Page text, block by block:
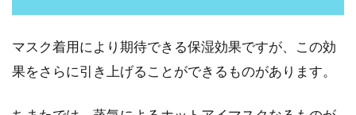
マスク着用により期待できる保湿効果ですが、この効
果をさらに引き上げることができるものがあります。